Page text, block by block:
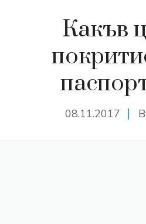
Какъв
08.11.2017